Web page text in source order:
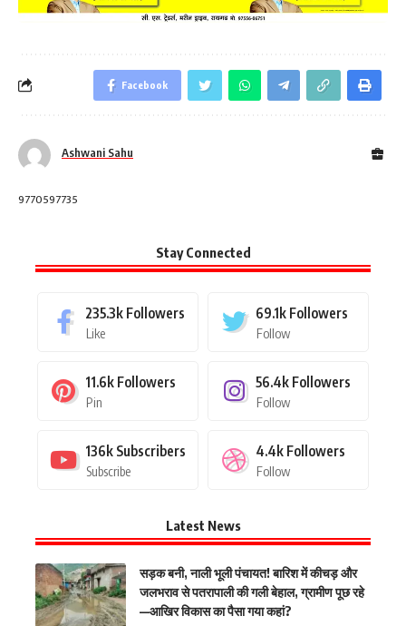
Facebook
Ashwani Sahu
9770597735
Stay Connected
235.3k Followers
Like
69.1k Followers
Follow
11.6k Followers
Pin
56.4k Followers
Follow
136k Subscribers
Subscribe
4.4k Followers
Follow
Latest News
सड़क बनी, नाली भूली पंचायत! बारिश में कीचड़ और
जलभराव से पतरापाली की गली बेहाल, ग्रामीण पूछ रहे
—आखिर विकास का पैसा गया कहां?